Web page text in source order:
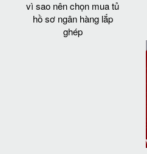
vì sao nên chọn mua tủ
hồ sơ ngân hàng lắp
ghép